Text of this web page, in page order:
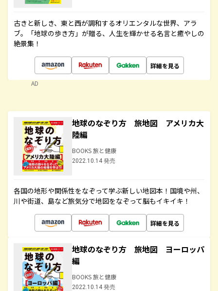
古きと新しき、東と西が調和するオリエンタルな世界、アラ
ブ。「地球の歩き方」が贈る、人生を輝かせる名言と癒やしの
絶景集！
詳細を見る
AD
地球のなぞり方 旅地図 アメリカ大
陸編
BOOKS 旅と健康
2022.10.14 発売
各国の地形や関係性をなぞって学ぶ新しい地図本！国境や州、
川や街道、島など旅気分で地図をなぞって脳もイキイキ！
詳細を見る
地球のなぞり方 旅地図 ヨーロッパ
編
BOOKS 旅と健康
2022.10.14 発売